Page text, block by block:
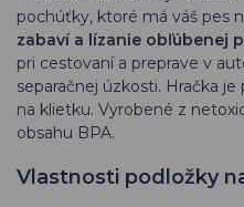
pochúťky, ktoré má váš pes
zabaví a lízanie obľúbenej
pri cestovaní a preprave v
separačnej úzkosti. Hračka
na klietku. Vyrobené z
obsahu BPA.
Vlastnosti podložky